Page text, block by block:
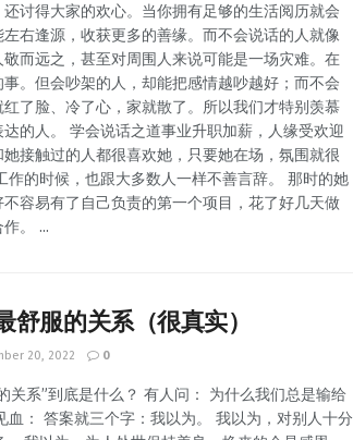
讨得大家的欢心。当你拥有足够的生活阅历就会
右逢源，收获更多的善缘。而不会说话的人就像
而远之，甚至对周围人来说可能是一场灾难。在
。但会吵架的人，却能把感情越吵越好；而不会
了脸、冷了心，家就散了。所以我们才特别羡慕
的人。 学会说话之道事业升职加薪，人缘受欢迎
接触过的人都很喜欢她，只要她在场，氛围就很
作的时候，也跟大多数人一样不善言辞。 那时的她
容易有了自己负责的第一个项目，花了好几天做
。 ...
舒服的关系（很真实）
20, 2022 0
关系”到底是什么？ 有人问： 为什么我们总是输给
血： 答案就三个字：我以为。 我以为，对别人十分